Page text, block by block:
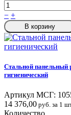
− +
В корзину
Стальной панельный
гигиенический
Артикул МСГ:
14 376,00 руб. за 1
Количество